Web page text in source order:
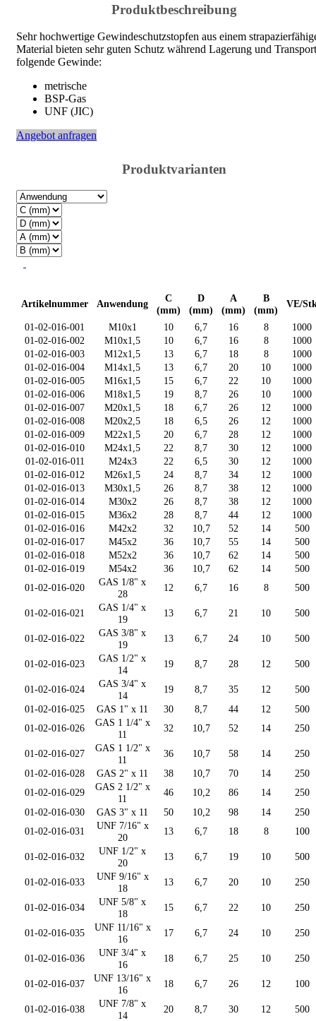
Produktbeschreibung
Sehr hochwertige Gewindeschutzstopfen aus einem
Material bieten sehr guten Schutz während Lagerung und
folgende Gewinde:
metrische
BSP-Gas
UNF (JIC)
Angebot anfragen
Produktvarianten
Artikelnummer Anwendung
C
(mm)
D
(mm)
A
(mm)
B
(mm)
VE/
01-02-016-001 M10x1 10 6,7 16 8
1000
01-02-016-002
M10x1,5 10 6,7 16 8
1000
01-02-016-003
M12x1,5 13 6,7 18 8
1000
01-02-016-004
M14x1,5 13 6,7 20 10
1000
01-02-016-005
M16x1,5 15 6,7 22 10
1000
01-02-016-006
M18x1,5 19 8,7 26 10
1000
01-02-016-007
M20x1,5 18 6,7 26 12
1000
01-02-016-008
M20x2,5 18 6,5 26 12
1000
01-02-016-009
M22x1,5 20 6,7 28 12
1000
01-02-016-010
M24x1,5 22 8,7 30 12
1000
01-02-016-011
M24x3 22 6,5 30 12
1000
01-02-016-012
M26x1,5 24 8,7 34 12
1000
01-02-016-013
M30x1,5 26 8,7 38 12
1000
01-02-016-014
M30x2 26 8,7 38 12
1000
01-02-016-015
M36x2 28 8,7 44 12
1000
01-02-016-016
M42x2 32 10,7 52 14
500
01-02-016-017
M45x2 36 10,7 55 14
500
01-02-016-018
M52x2 36 10,7 62 14
500
01-02-016-019
M54x2 36 10,7 62 14
500
01-02-016-020
GAS 1/8" x
28
12 6,7 16 8 500
01-02-016-021
GAS 1/4" x
19
13 6,7 21 10 500
01-02-016-022
GAS 3/8" x
19
13 6,7 24 10 500
01-02-016-023
GAS 1/2" x
14
19 8,7 28 12 500
01-02-016-024
GAS 3/4" x
14
19 8,7 35 12
500
01-02-016-025
GAS 1" x 11 30 8,7 44 12
500
01-02-016-026
GAS 1 1/4" x
11
32 10,7 52 14 250
01-02-016-027
GAS 1 1/2" x
11
36 10,7 58 14
250
01-02-016-028
GAS 2" x 11 38 10,7 70 14
250
01-02-016-029
GAS 2 1/2" x
11
46 10,2 86 14
250
01-02-016-030
GAS 3" x 11 50 10,2 98 14
250
01-02-016-031
UNF 7/16" x
20
13 6,7 18 8 100
01-02-016-032
UNF 1/2" x
20
13 6,7 19 10 500
01-02-016-033
UNF 9/16" x
18
13 6,7 20 10 250
01-02-016-034
UNF 5/8" x
18
15 6,7 22 10 250
01-02-016-035
UNF 11/16" x
16
17 6,7 24 10 250
01-02-016-036
UNF 3/4" x
16
18 6,7 25 10 250
01-02-016-037
UNF 13/16" x
16
18 6,7 26 12 100
01-02-016-038
UNF 7/8" x
14
20 8,7 30 12 500